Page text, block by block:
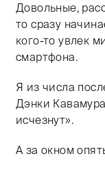
Довольные,
то сразу
кого-то увлек
смартфона.
Я из числа
Дэнки
исчезнут».
А за окном